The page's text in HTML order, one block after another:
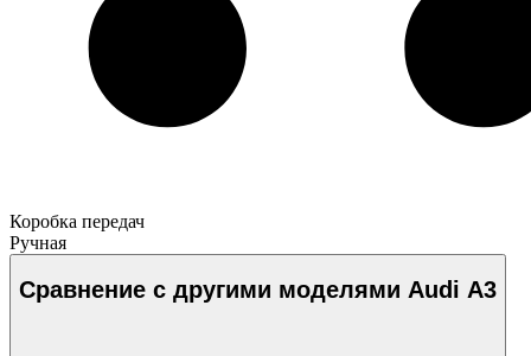
Коробка передач
Ручная
Сравнение с другими моделями Audi A3